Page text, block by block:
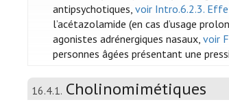
antipsychotiques,voir Intro.6.2.3.
l’acétazolamide (en cas d’usage
agonistes adrénergiques nasaux,voir
personnes âgées présentant une
16.4.1. Cholinomimétiques